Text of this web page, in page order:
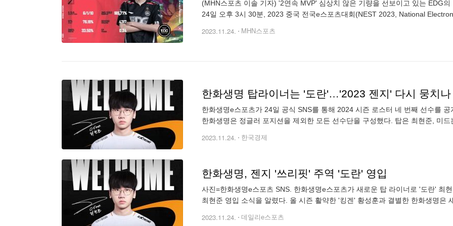
(MHN스포츠 이솔 기자) '2연속 MVP' 심상치 않은 기량을 선보이고 있는 EDG
24일 오후 3시 30분, 2023 중국 전국e스포츠대회(NEST 2023, National
2023.11.24. MHN스포츠
한화생명 탑라이너는 '도란'…'2023 젠지' 다시 뭉치나
한화생명e스포츠가 24일 공식 SNS를 통해 2024 시즌 로스터 네 번째 선수를
한화생명은 정글러 포지션을 제외한 모든 선수단을 구성했다. 탑은 최현준, 미
2023.11.24. 한국경제
한화생명, 젠지 '쓰리핏' 주역 '도란' 영입
사진=한화생명e스포츠 SNS. 한화생명e스포츠가 새로운 탑 라이너로 '도란' 최
최현준 영입 소식을 알렸다. 올 시즌 활약한 '킹겐' 황성훈과 결별한 한화생명은
2023.11.24. 데일리e스포츠